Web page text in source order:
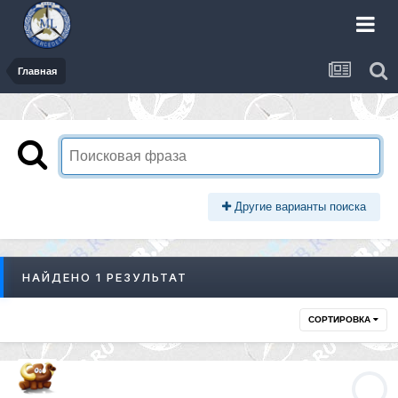
Главная
Другие варианты поиска
НАЙДЕНО 1 РЕЗУЛЬТАТ
СОРТИРОВКА